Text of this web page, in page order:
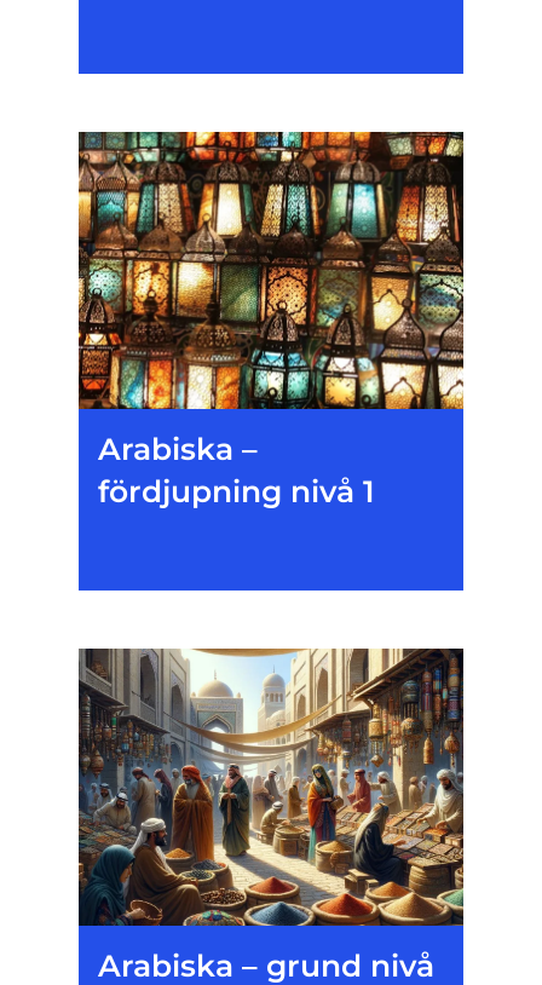
Arabiska –
fördjupning nivå 1
Arabiska – grund nivå